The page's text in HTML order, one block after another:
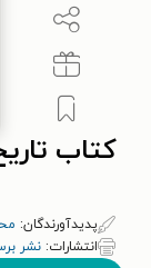
کتاب
پدیدآورندگان:
انتشارات: نشر